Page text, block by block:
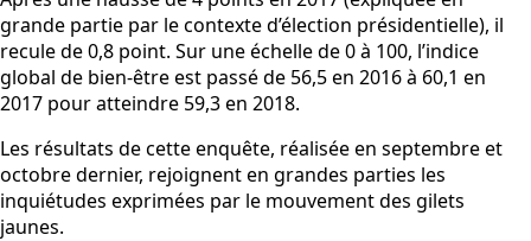
grande partie par le contexte d’élection présidentielle), il
recule de 0,8 point. Sur une échelle de 0 à 100, l’indice
global de bien-être est passé de 56,5 en 2016 à 60,1 en
2017 pour atteindre 59,3 en 2018.
Les résultats de cette enquête, réalisée en septembre et
octobre dernier, rejoignent en grandes parties les
inquiétudes exprimées par le mouvement des gilets
jaunes.